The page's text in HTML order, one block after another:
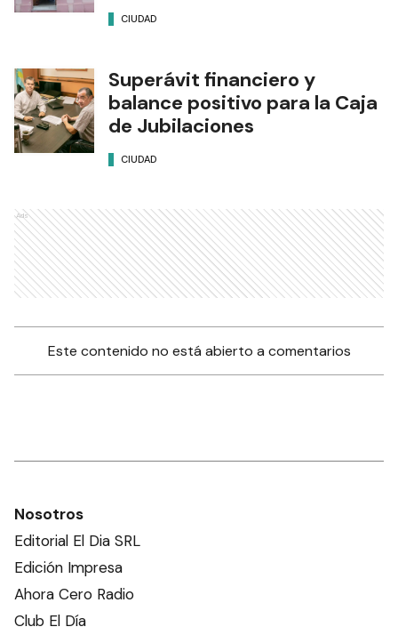
CIUDAD
Superávit financiero y
balance positivo para la Caja
de Jubilaciones
CIUDAD
Ads
Este contenido no está abierto a comentarios
Nosotros
Editorial El Dia SRL
Edición Impresa
Ahora Cero Radio
Club El Día